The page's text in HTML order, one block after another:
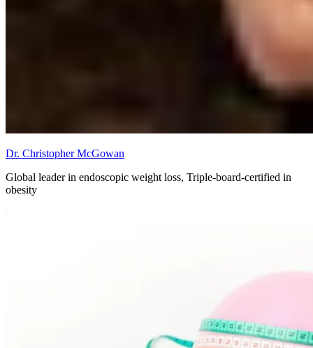
Dr. Christopher McGowan
Global leader in endoscopic weight loss, Triple-board-certified in
obesity